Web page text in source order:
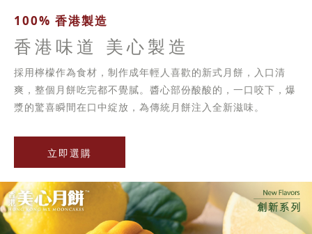
100% 香港製造
香港味道 美心製造
採用檸檬作為食材，制作成年輕人喜歡的新式月餅，入口清
爽，整個月餅吃完都不覺膩。醬心部份酸酸的，一口咬下，爆
漿的驚喜瞬間在口中綻放，為傳統月餅注入全新滋味。
立即選購